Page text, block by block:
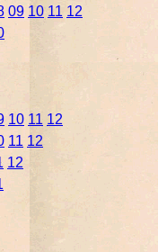
09 10 11 12
10 11 12
11 12
12